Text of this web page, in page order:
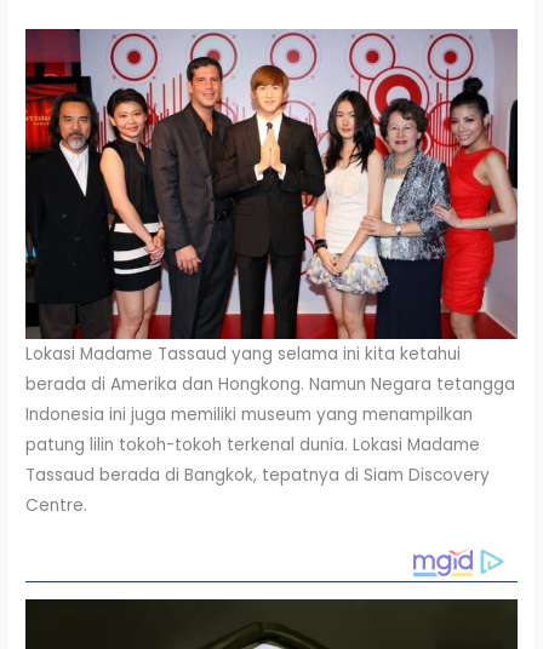
Lokasi Madame Tassaud yang selama ini kita ketahui
berada di Amerika dan Hongkong. Namun Negara tetangga
Indonesia ini juga memiliki museum yang menampilkan
patung lilin tokoh-tokoh terkenal dunia. Lokasi Madame
Tassaud berada di Bangkok, tepatnya di Siam Discovery
Centre.